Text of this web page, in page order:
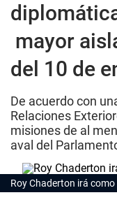
mayor
del 10 de
De acuerdo con
Relaciones
misiones de al
aval del
Roy Chaderton irá